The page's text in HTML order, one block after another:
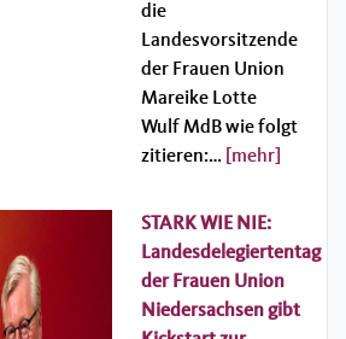
die
Landesvorsitzende
der Frauen Union
Mareike Lotte
Wulf MdB wie folgt
zitieren:… [mehr]
STARK WIE NIE:
Landesdelegiertentag
der Frauen Union
Niedersachsen gibt